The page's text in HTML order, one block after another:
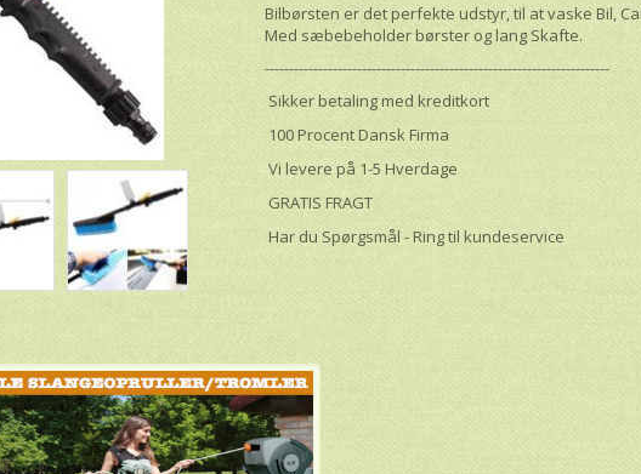
Bilbørsten er det perfekte udstyr, til at vaske Bil,
Med sæbebeholder børster og lang Skafte.
-----------------------------------------------------------------------
Sikker betaling med kreditkort
100 Procent Dansk Firma
Vi levere på 1-5 Hverdage
GRATIS FRAGT
Har du Spørgsmål - Ring til kundeservice